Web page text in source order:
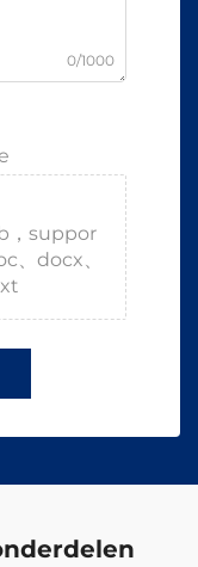
0/1000
，suppor
、docx、